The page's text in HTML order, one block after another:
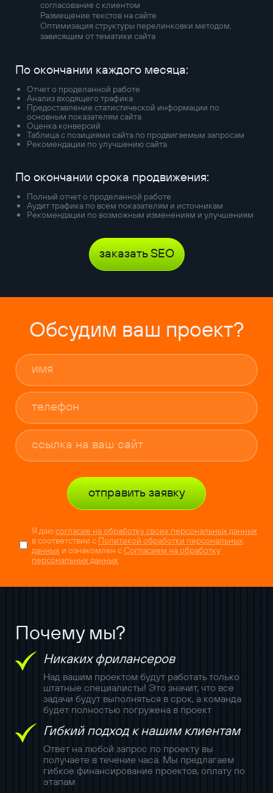
согласование с клиентом
Размещение текстов на сайте
Оптимизация структуры перелинковки методом,
зависящим от тематики сайта
По окончании каждого месяца:
Отчет о проделанной работе
Анализ входящего трафика
Предоставление статистической информации по
основным показателям сайта
Оценка конверсий
Таблица с позициями сайта по продвигаемым запросам
Рекомендации по улучшению сайта
По окончании срока продвижения:
Полный отчет о проделанной работе
Аудит трафика по всем показателям и источникам
Рекомендации по возможным изменениям и улучшениям
заказать SEO
Обсудим ваш проект?
отправить заявку
Я даюсогласие на обработку своих персональных данных
в соответствии с Политикой обработки персональных
данныхи ознакомлен сСогласием на обработку
персональных данных
Почему мы?
Никаких фрилансеров
Над вашим проектом будут работать только
штатные специалисты! Это значит, что все
задачи будут выполняться в срок, а команда
будет полностью погружена в проект
Гибкий подход к нашим клиентам
Ответ на любой запрос по проекту вы
получаете в течение часа. Мы предлагаем
гибкое финансирование проектов, оплату по
этапам